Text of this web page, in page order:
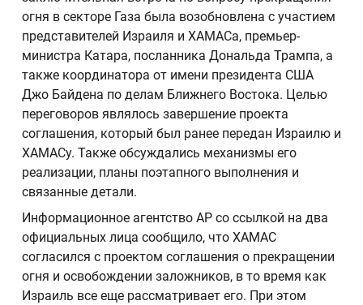
огня в секторе Газа была возобновлена с участием
представителей Израиля и ХАМАСа, премьер-
министра Катара, посланника Дональда Трампа, а
также координатора от имени президента США
Джо Байдена по делам Ближнего Востока. Целью
переговоров являлось завершение проекта
соглашения, который был ранее передан Израилю и
ХАМАСу. Также обсуждались механизмы его
реализации, планы поэтапного выполнения и
связанные детали.
Информационное агентство AP со ссылкой на два
официальных лица сообщило, что ХАМАС
согласился с проектом соглашения о прекращении
огня и освобождении заложников, в то время как
Израиль все еще рассматривает его. При этом